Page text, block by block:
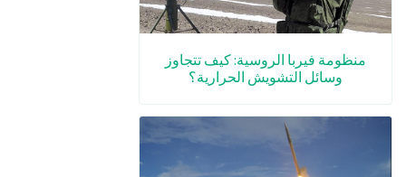
منظومة فيربا الروسية: كيف تتجاوز
وسائل التشويش الحرارية؟